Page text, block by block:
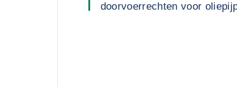
doorvoerrechten voor